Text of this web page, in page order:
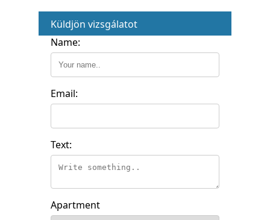
Küldjön vizsgálatot
Name:
Email:
Text:
Apartment